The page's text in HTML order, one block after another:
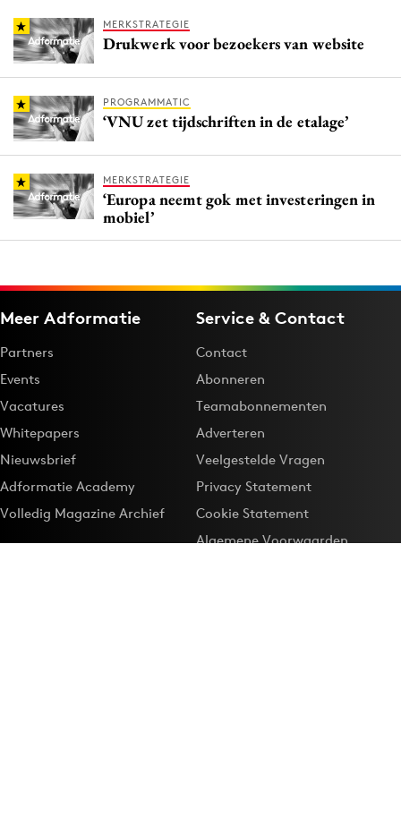
MERKSTRATEGIE
Drukwerk voor bezoekers van website
PROGRAMMATIC
‘VNU zet tijdschriften in de etalage’
MERKSTRATEGIE
‘Europa neemt gok met investeringen in
mobiel’
Meer Adformatie
Partners
Events
Vacatures
Whitepapers
Nieuwsbrief
Adformatie Academy
Volledig Magazine Archief
Service & Contact
Contact
Abonneren
Teamabonnementen
Adverteren
Veelgestelde Vragen
Privacy Statement
Cookie Statement
Algemene Voorwaarden